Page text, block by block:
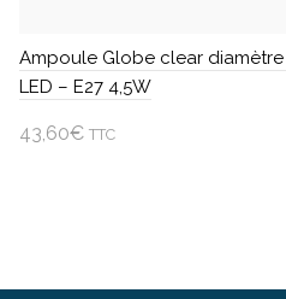
Ampoule Globe clear diamètre
LED – E27 4,5W
43,60€ TTC